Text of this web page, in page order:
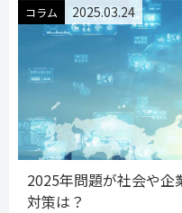
コラム 2025.03.24
2025年問題が社会や
対策は？